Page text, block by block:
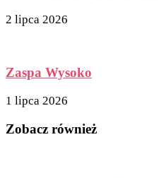
2 lipca 2026
Zaspa Wysoko
1 lipca 2026
Zobacz również